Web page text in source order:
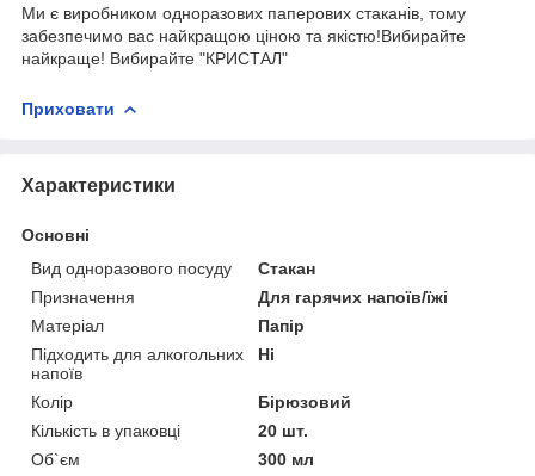
Ми є виробником одноразових паперових стаканів, тому
забезпечимо вас найкращою ціною та якістю!Вибирайте
найкраще! Вибирайте "КРИСТАЛ"
Приховати
Характеристики
Основні
Вид одноразового посуду
Стакан
Призначення
Для гарячих напоїв/їжі
Матеріал
Папір
Підходить для алкогольних
напоїв
Ні
Колір
Бірюзовий
Кількість в упаковці
20 шт.
Об`єм
300 мл